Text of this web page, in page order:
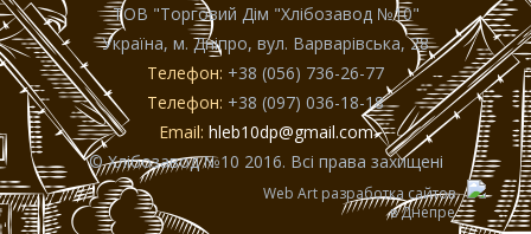
ТОВ "Торговий Дiм "Хлiбозавод №10"
Україна, м. Дніпро, вул. Варварівська, 28
Телефон: +38 (056) 736-26-77
Телефон: +38 (097) 036-18-18
Email: hleb10dp@gmail.com
© Хлібозавод №10 2016. Всі права захищені
Web Art разработка сайтов
в Днепре